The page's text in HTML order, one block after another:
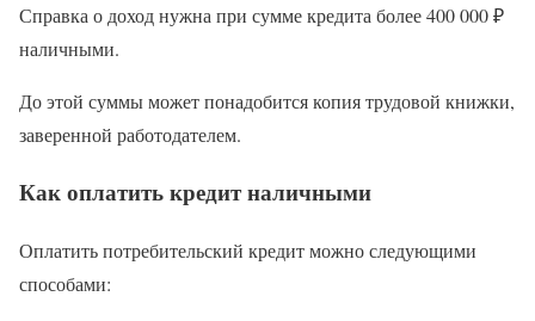
Справка о доход нужна при сумме кредита более 400 000 ₽
наличными.
До этой суммы может понадобится копия трудовой книжки,
заверенной работодателем.
Как оплатить кредит наличными
Оплатить потребительский кредит можно следующими
способами: